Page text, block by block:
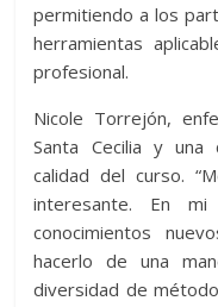
permitiendo a los
herramientas
profesional.
Nicole Torrejón,
Santa Cecilia y
calidad del curso.
interesante. En
conocimientos
hacerlo de una
diversidad de